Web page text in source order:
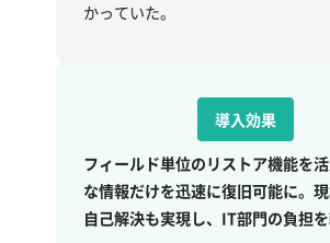
かっていた。
導入効果
フィールド単位のリストア機能を
な情報だけを迅速に復旧可能に。
自己解決も実現し、IT部門の負担を